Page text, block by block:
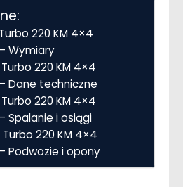
220 KM 4×4
Wymiary
220 KM 4×4
Dane techniczne
220 KM 4×4
Spalanie i osiągi
220 KM 4×4
Podwozie i opony